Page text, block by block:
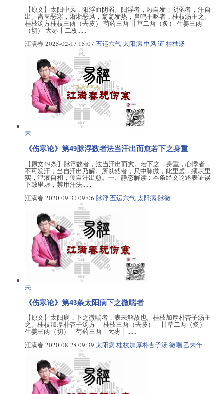
【原文】太阳中风，阳浮而阴弱。阳浮者，热自发；阴弱者，汗自
出。啬啬恶寒，淅淅恶风，翕翕发热，鼻鸣干呕者，桂枝汤主之。
桂枝汤方桂枝三两（去皮） 芍药三两 甘草二两（炙） 生姜三两
（切） 大枣十二枚......
江满春 2025-02-17 15:07 五运六气太阳病 中风 证桂枝汤
未
《伤寒论》第49脉浮数者法当汗出而愈若下之身重
【原文49条】脉浮数者，法当汗出而愈。若下之，身重，心悸者，
不可发汗，当自汗出乃解。所以然者，尺中脉微，此里虚，须表里
实，津液自和，便自汗出愈。一、静态解读：本条经文论述表证误
下致里虚，禁用汗法......
江满春 2020-09-30 09:06 脉浮五运六气太阳病 脉微
未
《伤寒论》第43条太阳病下之微喘者
【原文】太阳病，下之微喘者，表未解故也。桂枝加厚朴杏子汤主
之。桂枝加厚朴杏子汤方 桂枝三两（去皮） 甘草二两（炙）
生姜三两（切） 芍药三两 大枣十......
江满春 2020-08-28 09:39 太阳病 桂枝加厚朴杏子汤 微喘乙未年